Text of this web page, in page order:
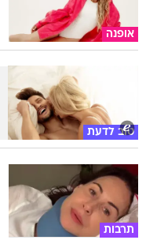
אופנה
טוב לדעת
תרבות